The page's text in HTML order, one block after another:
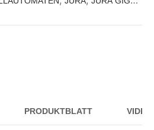
PRODUKTBLATT VIDEO